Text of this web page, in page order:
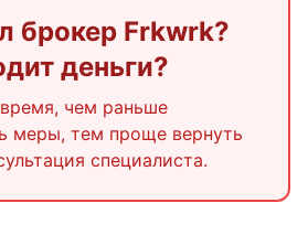
брокер Frkwrk?
деньги?
чем раньше
меры, тем проще вернуть
специалиста.